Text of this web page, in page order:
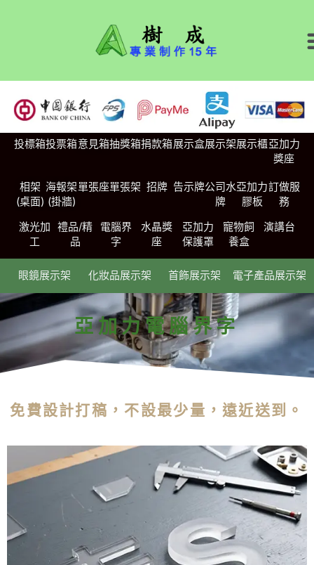
投標箱投票箱意見箱抽獎箱捐款箱展示盒展示架展示櫃亞加力
獎座
相架
(桌面)
海報架
(掛牆)
單張座單張架 招牌 告示牌公司水
牌
亞加力
膠板
訂做服
務
激光加
工
禮品/精
品
電腦界
字
水晶獎
座
亞加力
保護罩
寵物飼
養盒
演講台
眼鏡展示架 化妝品展示架 首飾展示架 電子產品展示架
亞加力電腦界字
免費設計打稿，不設最少量，遠近送到。